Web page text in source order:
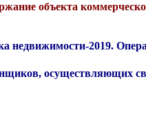
объекта
недвижимости-2019.
осуществляющих